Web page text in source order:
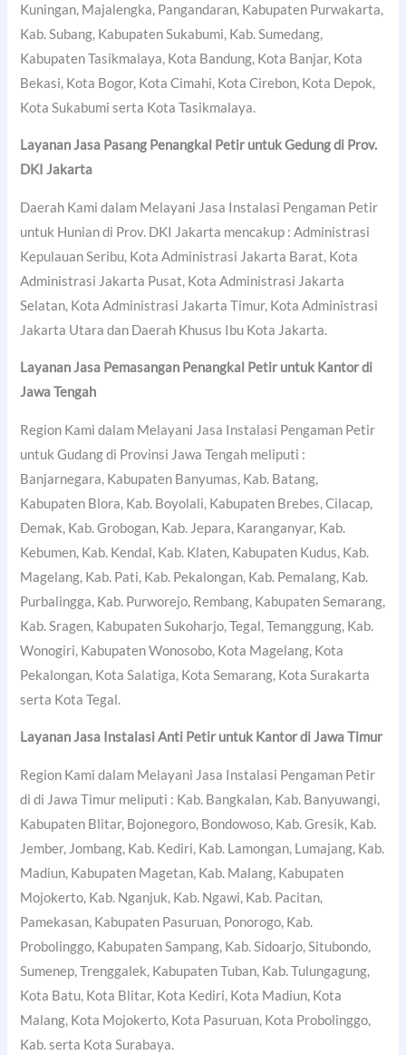
Kuningan, Majalengka, Pangandaran, Kabupaten Purwakarta,
Kab. Subang, Kabupaten Sukabumi, Kab. Sumedang,
Kabupaten Tasikmalaya, Kota Bandung, Kota Banjar, Kota
Bekasi, Kota Bogor, Kota Cimahi, Kota Cirebon, Kota Depok,
Kota Sukabumi serta Kota Tasikmalaya.
Layanan Jasa Pasang Penangkal Petir untuk Gedung di Prov.
DKI Jakarta
Daerah Kami dalam Melayani Jasa Instalasi Pengaman Petir
untuk Hunian di Prov. DKI Jakarta mencakup : Administrasi
Kepulauan Seribu, Kota Administrasi Jakarta Barat, Kota
Administrasi Jakarta Pusat, Kota Administrasi Jakarta
Selatan, Kota Administrasi Jakarta Timur, Kota Administrasi
Jakarta Utara dan Daerah Khusus Ibu Kota Jakarta.
Layanan Jasa Pemasangan Penangkal Petir untuk Kantor di
Jawa Tengah
Region Kami dalam Melayani Jasa Instalasi Pengaman Petir
untuk Gudang di Provinsi Jawa Tengah meliputi :
Banjarnegara, Kabupaten Banyumas, Kab. Batang,
Kabupaten Blora, Kab. Boyolali, Kabupaten Brebes, Cilacap,
Demak, Kab. Grobogan, Kab. Jepara, Karanganyar, Kab.
Kebumen, Kab. Kendal, Kab. Klaten, Kabupaten Kudus, Kab.
Magelang, Kab. Pati, Kab. Pekalongan, Kab. Pemalang, Kab.
Purbalingga, Kab. Purworejo, Rembang, Kabupaten Semarang,
Kab. Sragen, Kabupaten Sukoharjo, Tegal, Temanggung, Kab.
Wonogiri, Kabupaten Wonosobo, Kota Magelang, Kota
Pekalongan, Kota Salatiga, Kota Semarang, Kota Surakarta
serta Kota Tegal.
Layanan Jasa Instalasi Anti Petir untuk Kantor di Jawa Timur
Region Kami dalam Melayani Jasa Instalasi Pengaman Petir
di di Jawa Timur meliputi : Kab. Bangkalan, Kab. Banyuwangi,
Kabupaten Blitar, Bojonegoro, Bondowoso, Kab. Gresik, Kab.
Jember, Jombang, Kab. Kediri, Kab. Lamongan, Lumajang, Kab.
Madiun, Kabupaten Magetan, Kab. Malang, Kabupaten
Mojokerto, Kab. Nganjuk, Kab. Ngawi, Kab. Pacitan,
Pamekasan, Kabupaten Pasuruan, Ponorogo, Kab.
Probolinggo, Kabupaten Sampang, Kab. Sidoarjo, Situbondo,
Sumenep, Trenggalek, Kabupaten Tuban, Kab. Tulungagung,
Kota Batu, Kota Blitar, Kota Kediri, Kota Madiun, Kota
Malang, Kota Mojokerto, Kota Pasuruan, Kota Probolinggo,
Kab. serta Kota Surabaya.